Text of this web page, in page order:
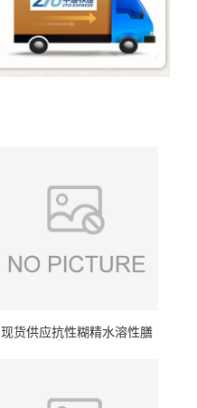
现货供应抗性糊精水溶性膳